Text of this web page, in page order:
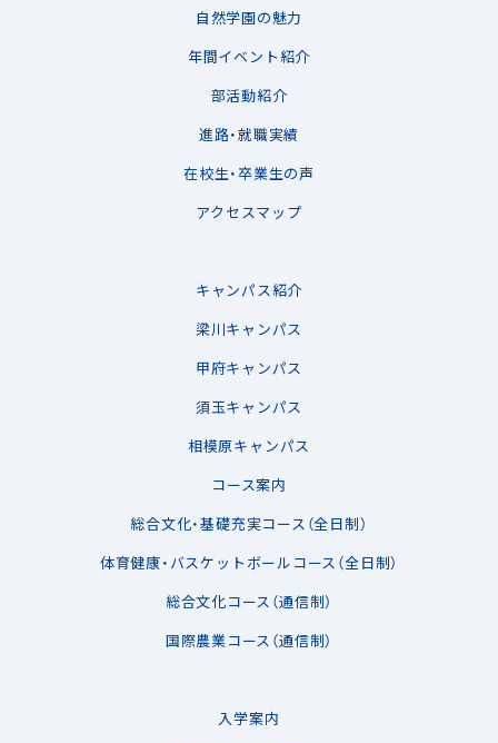
自然学園の魅力
年間イベント紹介
部活動紹介
進路・就職実績
在校生・卒業生の声
アクセスマップ
キャンパス紹介
梁川キャンパス
甲府キャンパス
須玉キャンパス
相模原キャンパス
コース案内
総合文化・基礎充実コース（全日制）
体育健康・バスケットボールコース（全日制）
総合文化コース（通信制）
国際農業コース（通信制）
入学案内